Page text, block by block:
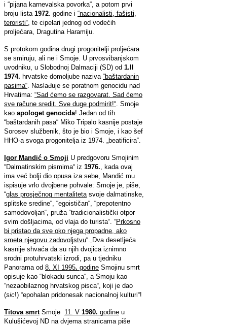
i “pijana karnevalska povorka“, a potom prvi
broju lista 1972. godine i “nacionalisti, fašisti,
teroristi“, te cipelari jednog od vodećih
proljećara, Dragutina Haramiju.
S protokom godina drugi progonitelji proljećara
se smiruju, ali ne i Smoje. U prvosvibanjskom
uvodniku, u Slobodnoj Dalmaciji (SD) od 1.II
1974. hrvatske domoljube naziva “baštardanin
pasima“. Naslađuje se poratnom genocidu nad
Hrvatima: “Sad ćemo se razgovarat. Sad ćemo
sve račune sredit. Sve duge podmirit!“. Smoje
kao apologet genocida! Jedan od tih
“baštardanih pasa“ Miko Tripalo kasnije postaje
Sorosev službenik, što je bio i Smoje, i kao šef
HHO-a svoga progonitelja iz 1974. „beatificira“.
Igor Mandić o Smoji U predgovoru Smojinim
“Dalmatinskim pismima“ iz 1976., kada ovaj
ima već bolji dio opusa iza sebe, Mandić mu
ispisuje vrlo dvojbene pohvale: Smoje je, piše,
“glas prosječnog mentalitetasvoje dalmatinske,
splitske sredine“, “egoističan“, “prepotentno
samodovoljan“, pruža “tradicionalistički otpor
svim došljacima, od vlaja do turista“. “Prkosno
bi pristao da sve oko njega propadne, ako
smeta njegovu zadovoljstvu“. Dva desetljeća
kasnije shvaća da su njih dvojica iznimno
srodni protuhrvatski izrodi, pa u tjedniku
Panorama od 8. XI 1995. godine Smojinu smrt
opisuje kao “blokadu sunca“, a Smoju kao
“nezaobilaznog hrvatskog pisca“, koji je dao
(sic!) “epohalan pridonesak nacionalnoj kulturi“!
Titova smrt Smoje 11. V 1980. godine u
Kulušićevoj ND na dvjema stranicama piše